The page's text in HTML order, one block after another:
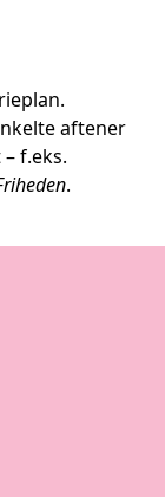
aftener
f.eks.
.